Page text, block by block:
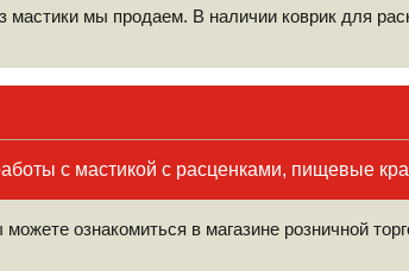
мы продаем. В наличии коврик для
с мастикой с расценками, пищевые
ознакомиться в магазине розничной